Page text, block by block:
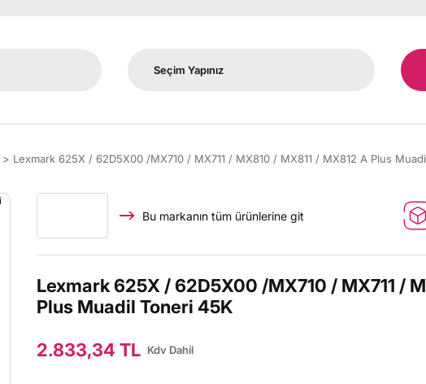
Lexmark 625X / 62D5X00 /MX710 / MX711 / MX810 / MX811 / MX812 A Plus
Bu markanın tüm ürünlerine git
Lexmark 625X / 62D5X00 /MX710 / MX711 /
Plus Muadil Toneri 45K
2.833,34 TL Kdv Dahil